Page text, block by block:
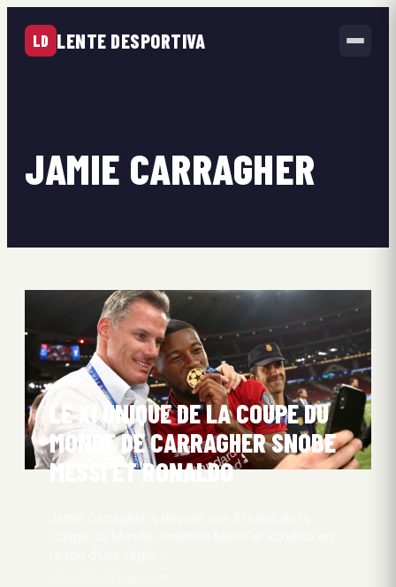
LD LENTE DESPORTIVA
JAMIE CARRAGHER
LE XI UNIQUE DE LA COUPE DU
MONDE DE CARRAGHER SNOBE
MESSI ET RONALDO